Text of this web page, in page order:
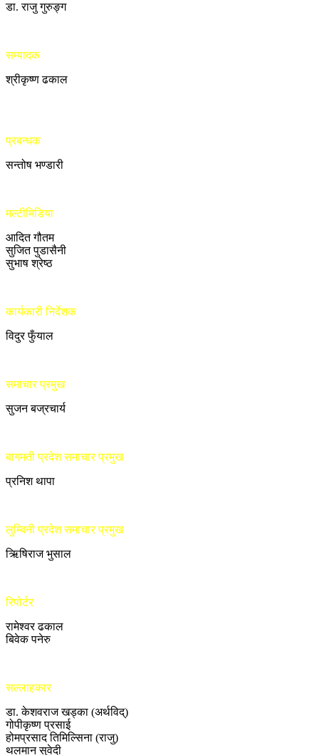
डा. राजु गुरुङ्ग
सम्पादक
श्रीकृष्ण ढकाल
प्रबन्धक
सन्तोष भण्डारी
मल्टीमिडिया
आदित गौतम
सुजित पुडासैनी
सुभाष श्रेष्ठ
कार्यकारी निर्देशक
विदुर फुँयाल
समाचार प्रमुख
सुजन बज्रचार्य
बागमती प्रदेश समाचार प्रमुख
प्रनिश थापा
लुम्बिनी प्रदेश समाचार प्रमुख
ऋिषिराज भुसाल
रिपोर्टर
रामेश्वर ढकाल
बिवेक पनेरु
सल्लाहकार
डा. केशवराज खड्का (अर्थविद्)
गोपीकृष्ण प्रसाई
होमप्रसाद तिमिल्सिना (राजु)
थलमान सुवेदी